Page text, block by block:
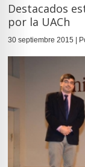
Destacados
por la UACh
30 septiembre 2015 |